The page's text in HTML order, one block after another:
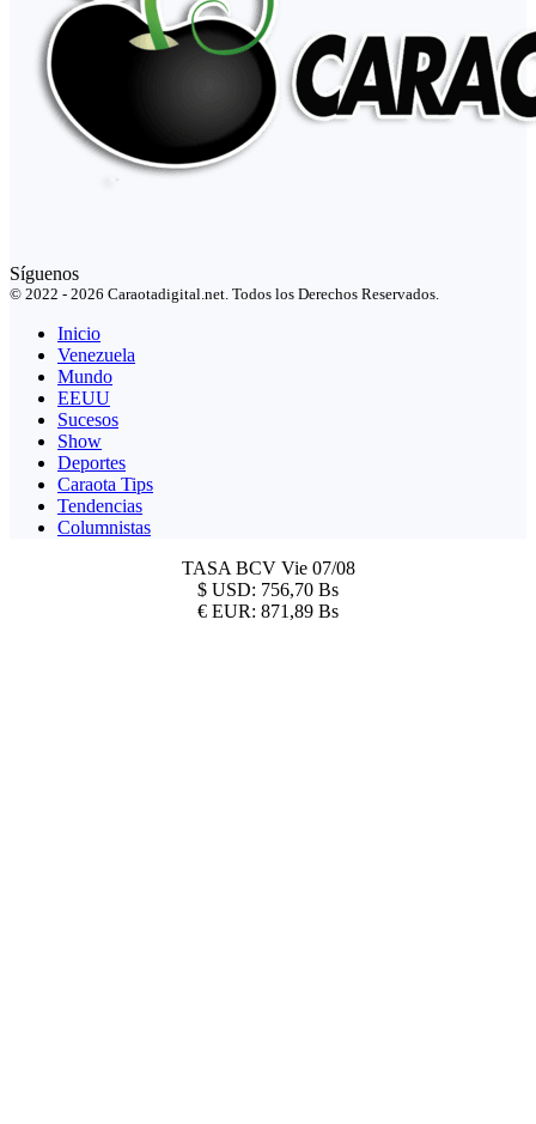
Síguenos
© 2022 - 2026 Caraotadigital.net. Todos los Derechos Reservados.
Inicio
Venezuela
Mundo
EEUU
Sucesos
Show
Deportes
Caraota Tips
Tendencias
Columnistas
TASA BCV Vie 07/08
$ USD: 756,70 Bs
€ EUR: 871,89 Bs